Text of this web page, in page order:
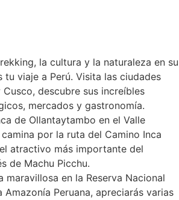
la cultura y la naturaleza en su
tu viaje a Perú. Visita las ciudades
descubre sus increíbles
mercados y gastronomía.
de Ollantaytambo en el Valle
por la ruta del Camino Inca
atractivo más importante del
de Machu Picchu.
maravillosa en la Reserva Nacional
Amazonía Peruana, apreciarás varias